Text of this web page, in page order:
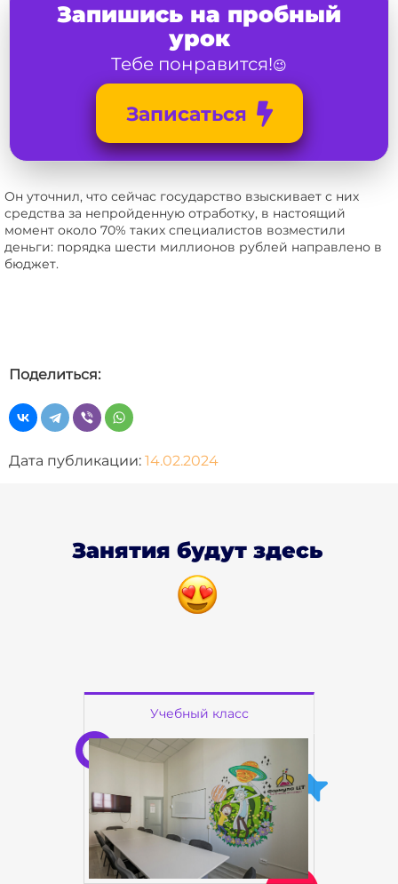
Запишись на пробный
урок
Тебе понравится!😉
Записаться
Он уточнил, что сейчас государство взыскивает с них
средства за непройденную отработку, в настоящий
момент около 70% таких специалистов возместили
деньги: порядка шести миллионов рублей направлено в
бюджет.
Поделиться:
Дата публикации: 14.02.2024
Занятия будут здесь
Учебный класс